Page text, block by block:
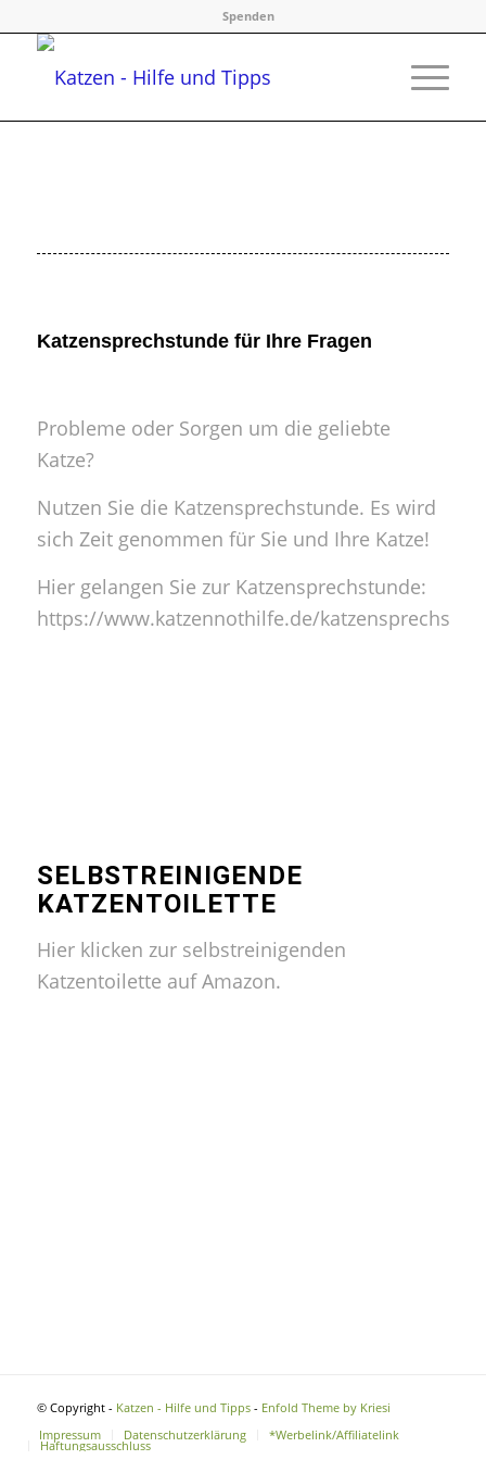
Spenden
Katzensprechstunde für Ihre Fragen
Probleme oder Sorgen um die geliebte
Katze?
Nutzen Sie die Katzensprechstunde. Es wird
sich Zeit genommen für Sie und Ihre Katze!
Hier gelangen Sie zur Katzensprechstunde:
https://www.katzennothilfe.de/
SELBSTREINIGENDE
KATZENTOILETTE
Hier klicken zur selbstreinigenden
Katzentoilette auf Amazon.
© Copyright - Katzen - Hilfe und Tipps- Enfold Theme by Kriesi
Impressum
Datenschutzerklärung *Werbelink/Affiliatelink
Haftungsausschluss